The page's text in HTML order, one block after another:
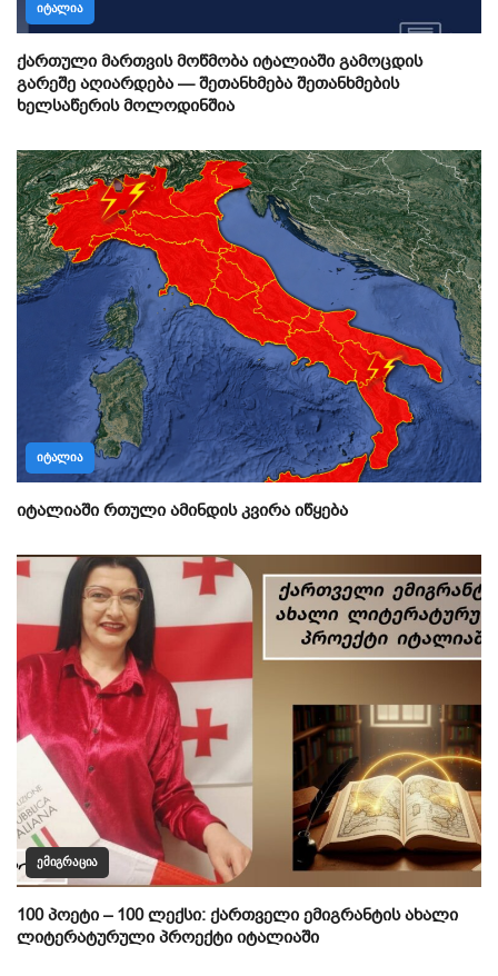
ᲘᲢᲐᲚᲘᲐ
ქართული მართვის მოწმობა იტალიაში გამოცდის
გარეშე აღიარდება — შეთანხმება შეთანხმების
ხელსაწერის მოლოდინშია
ᲘᲢᲐᲚᲘᲐ
იტალიაში რთული ამინდის კვირა იწყება
ᲔᲛᲘᲒᲠᲐᲪᲘᲐ
100 პოეტი – 100 ლექსი: ქართველი ემიგრანტის ახალი
ლიტერატურული პროექტი იტალიაში